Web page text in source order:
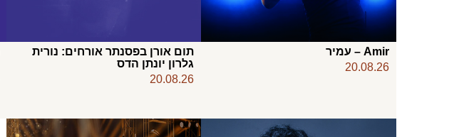
Amir – עמיר
20.08.26
תום אורן בפסנתר אורחים: נורית
גלרון יונתן הדס
20.08.26